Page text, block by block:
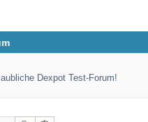
Dexpot Test-Forum!